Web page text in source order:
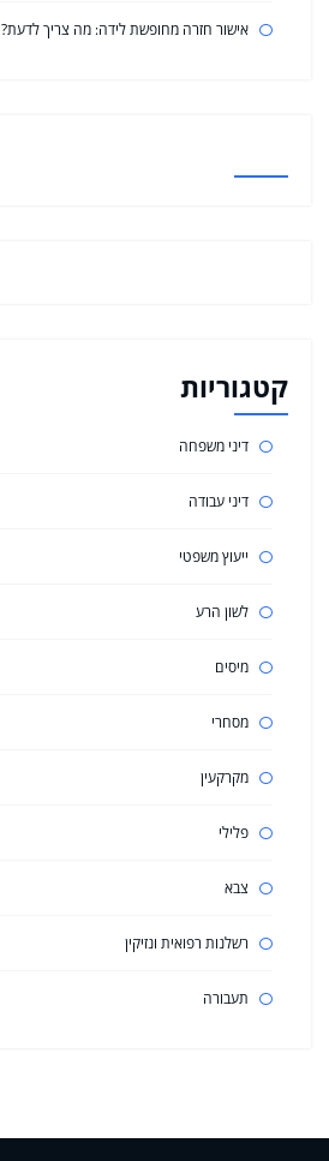
אישור חזרה מחופשת לידה: מה צריך לדעת?
קטגוריות
דיני משפחה
דיני עבודה
ייעוץ משפטי
לשון הרע
מיסים
מסחרי
מקרקעין
פלילי
צבא
רשלנות רפואית ונזיקין
תעבורה